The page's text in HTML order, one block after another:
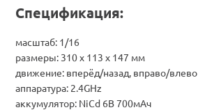
Спецификация:
масштаб: 1/16
размеры: 310 х 113 х 147 мм
движение: вперёд/назад, вправо/влево
аппаратура: 2.4GHz
аккумулятор: NiCd 6В 700мАч